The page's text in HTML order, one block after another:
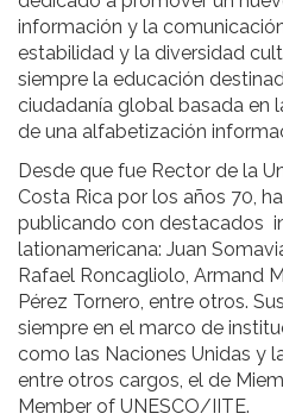
información y la
estabilidad y la diversidad
siempre la educación
ciudadanía global basada en
de una alfabetización
Desde que fue Rector de la
Costa Rica por los años 70,
publicando con destacados
lationamericana: Juan
Rafael Roncagliolo, Armand
Pérez Tornero, entre otros.
siempre en el marco de
como las Naciones Unidas y
entre otros cargos, el de
Member of UNESCO/IITE.